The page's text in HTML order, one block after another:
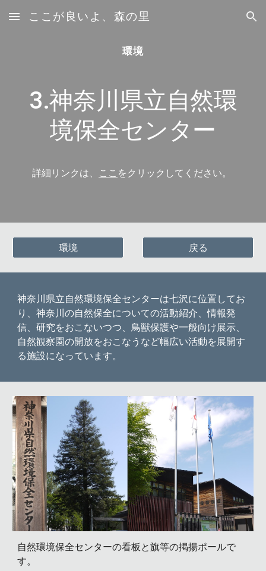
Skip to main content Skip to navigation
ここが良いよ、森の里
環境
3.神奈川県立自然環
境保全センター
詳細リンクは、 ここ をクリックしてください。
環境 戻る
神奈川県立自然環境保全センターは七沢に位置してお
り、神奈川の自然保全についての活動紹介、情報発
信、研究をおこないつつ、鳥獣保護や一般向け展示、
自然観察園の開放をおこなうなど幅広い活動を展開す
る施設になっています。
自然環境保全センターの看板と旗等の掲揚ポールで
す。